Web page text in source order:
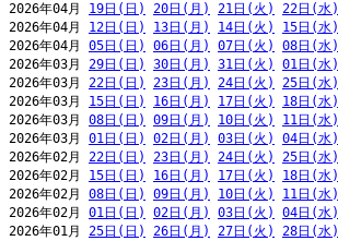
2026年04月 19日(日) 20日(月) 21日(火) 22日(水)
2026年04月 12日(日) 13日(月) 14日(火) 15日(水)
2026年04月 05日(日) 06日(月) 07日(火) 08日(水)
2026年03月 29日(日) 30日(月) 31日(火) 01日(水)
2026年03月 22日(日) 23日(月) 24日(火) 25日(水)
2026年03月 15日(日) 16日(月) 17日(火) 18日(水)
2026年03月 08日(日) 09日(月) 10日(火) 11日(水)
2026年03月 01日(日) 02日(月) 03日(火) 04日(水)
2026年02月 22日(日) 23日(月) 24日(火) 25日(水)
2026年02月 15日(日) 16日(月) 17日(火) 18日(水)
2026年02月 08日(日) 09日(月) 10日(火) 11日(水)
2026年02月 01日(日) 02日(月) 03日(火) 04日(水)
2026年01月 25日(日) 26日(月) 27日(火) 28日(水)